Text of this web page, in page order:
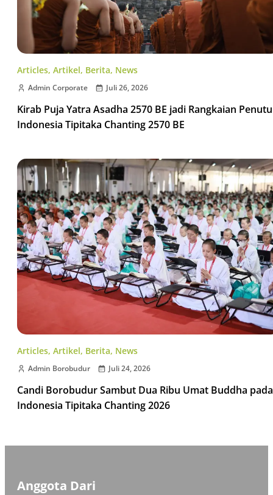
Articles, Artikel, Berita, News
Admin Corporate Juli 26, 2026
Kirab Puja Yatra Asadha 2570 BE jadi Rangkaian
Indonesia Tipitaka Chanting 2570 BE
Articles, Artikel, Berita, News
Admin Borobudur Juli 24, 2026
Candi Borobudur Sambut Dua Ribu Umat Buddha pada
Indonesia Tipitaka Chanting 2026
Anggota Dari